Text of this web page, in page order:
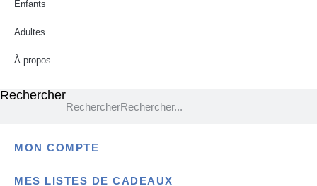
Enfants
Adultes
À propos
Rechercher
Rechercher
MON COMPTE
MES LISTES DE CADEAUX